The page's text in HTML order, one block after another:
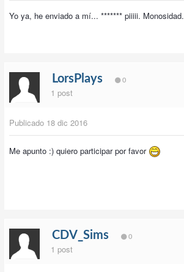
Yo ya, he enviado a mí... ******* piiiii. Monosidad.
LorsPlays 0
1 post
Publicado 18 dic 2016
Me apunto :) quiero participar por favor
CDV_Sims 0
1 post